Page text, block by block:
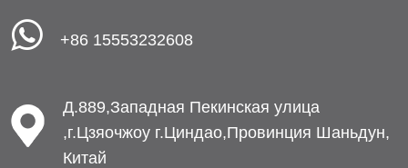
+86 15553232608
Д.889,Западная Пекинская улица
,г.Цзяочжоу г.Циндао,Провинция Шаньдун,
Китай